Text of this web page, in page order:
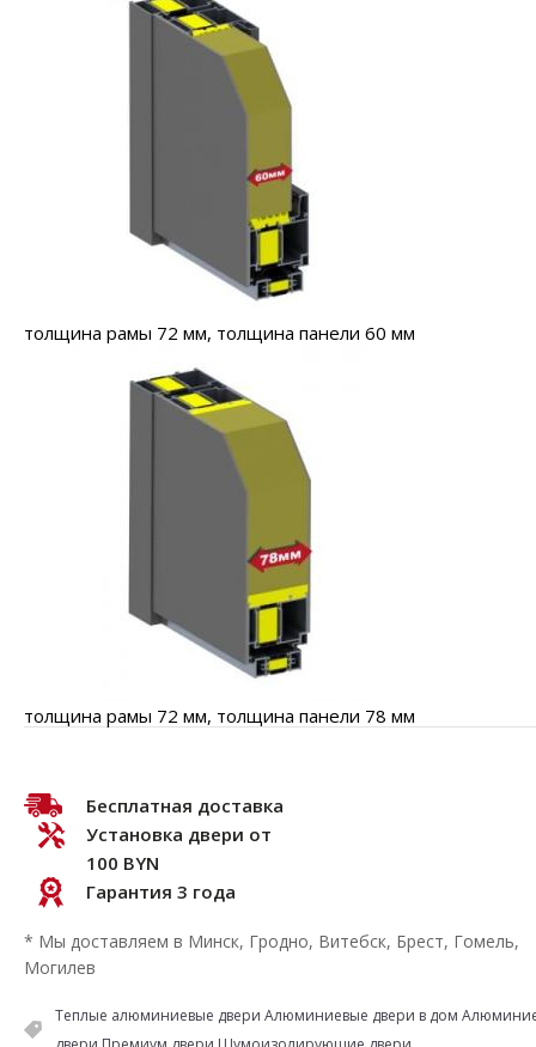
толщина рамы 72 мм, толщина панели 60 мм
толщина рамы 72 мм, толщина панели 78 мм
Бесплатная доставка
Установка двери от
100 BYN
Гарантия 3 года
* Мы доставляем в Минск, Гродно, Витебск, Брест, Гомель,
Могилев
Теплые алюминиевые двери Алюминиевые двери в дом